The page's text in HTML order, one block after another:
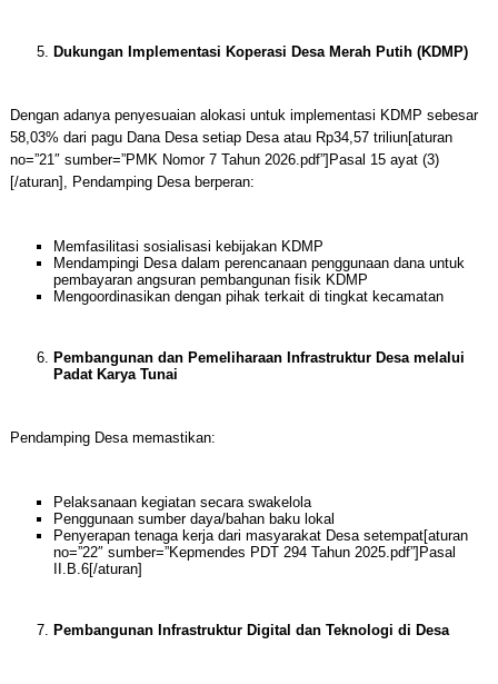
Dukungan Implementasi Koperasi Desa Merah Putih (KDMP)
Dengan adanya penyesuaian alokasi untuk implementasi KDMP sebesar
58,03% dari pagu Dana Desa setiap Desa atau Rp34,57 triliun[aturan
no=”21″ sumber=”PMK Nomor 7 Tahun 2026.pdf”]Pasal 15 ayat (3)
[/aturan], Pendamping Desa berperan:
Memfasilitasi sosialisasi kebijakan KDMP
Mendampingi Desa dalam perencanaan penggunaan dana untuk
pembayaran angsuran pembangunan fisik KDMP
Mengoordinasikan dengan pihak terkait di tingkat kecamatan
Pembangunan dan Pemeliharaan Infrastruktur Desa melalui
Padat Karya Tunai
Pendamping Desa memastikan:
Pelaksanaan kegiatan secara swakelola
Penggunaan sumber daya/bahan baku lokal
Penyerapan tenaga kerja dari masyarakat Desa setempat[aturan
no=”22″ sumber=”Kepmendes PDT 294 Tahun 2025.pdf”]Pasal
II.B.6[/aturan]
Pembangunan Infrastruktur Digital dan Teknologi di Desa